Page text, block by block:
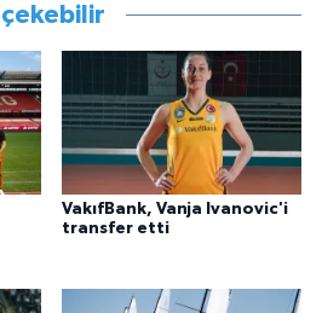
çekebilir
VakıfBank, Vanja Ivanovic'i
transfer etti